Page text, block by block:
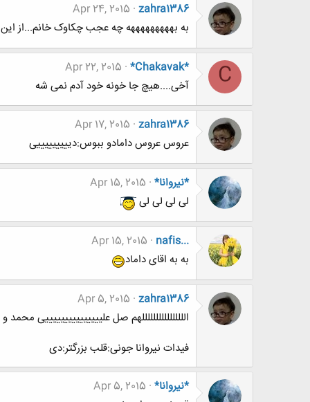
zahra1386
Apr 24, 2015
به بهههههههههه چه عجب چکاوک خانم...از این
C
*Chakavak*
Apr 22, 2015
آخی....هیچ جا خونه خود آدم نمی شه
zahra1386
Apr 17, 2015
عروس عروس دامادو ببوس:دیییییییییی
*نيروانا* Apr 15, 2015
لی لی لی لی
nafis...
Apr 15, 2015
به به اقای داماد
zahra1386
Apr 5, 2015
اللللللللللللللللهم صل علیییییییییییییییی
فیدات نیروانا جونی:قلب بزرگتر:دی
*نيروانا* Apr 5, 2015